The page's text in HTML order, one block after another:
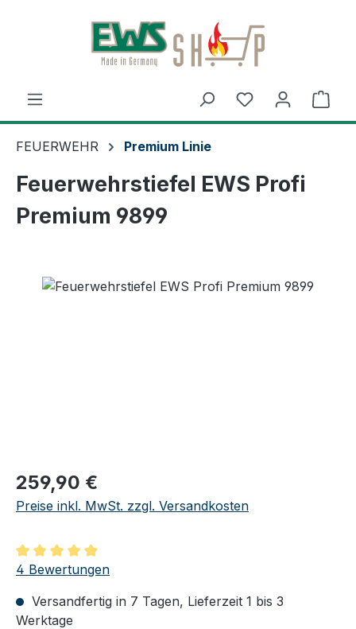
Zum Hauptinhalt springen
FEUERWEHR Premium Linie
Feuerwehrstiefel EWS Profi
Premium 9899
Regulärer Preis:
259,90 €
Preise inkl. MwSt. zzgl. Versandkosten
Durchschnittliche Bewertung von 5 von 5 Sternen
4 Bewertungen
Versandfertig in 7 Tagen, Lieferzeit 1 bis 3
Werktage